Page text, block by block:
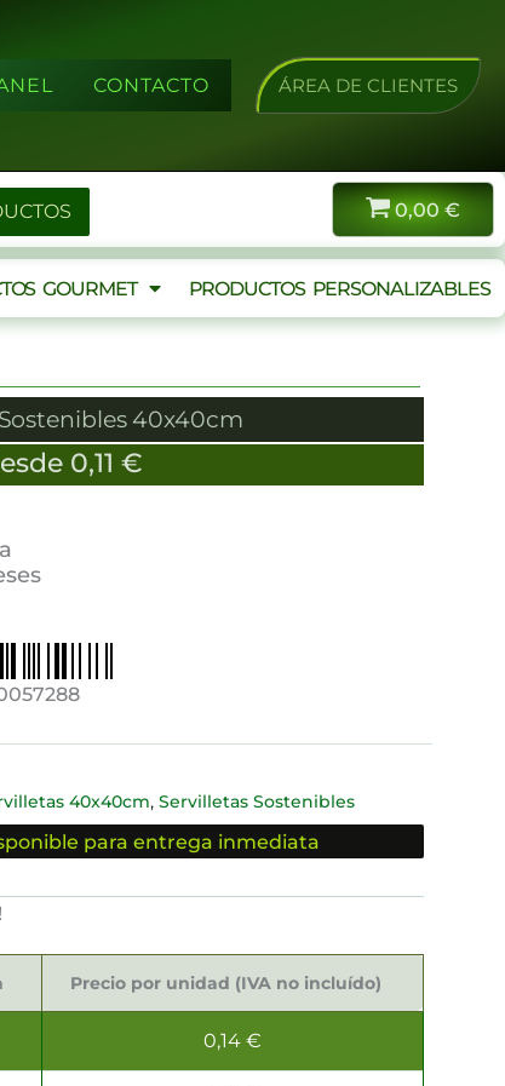
CONTACTO ÁREA DE CLIENTES
0,00 €
GOURMET PRODUCTOS PERSONALIZABLES
40x40cm
0,11 €
40x40cm, Servilletas Sostenibles
para entrega inmediata
Precio por unidad (IVA no incluído)
0,14 €